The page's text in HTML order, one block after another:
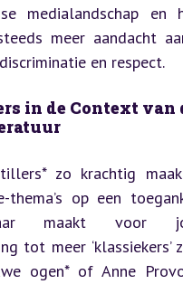
medialandschap en
meer aandacht
en respect.
in de Context van
zo krachtig
thema’s op een
maakt voor
tot meer ‘klassiekers’
ogen* of Anne